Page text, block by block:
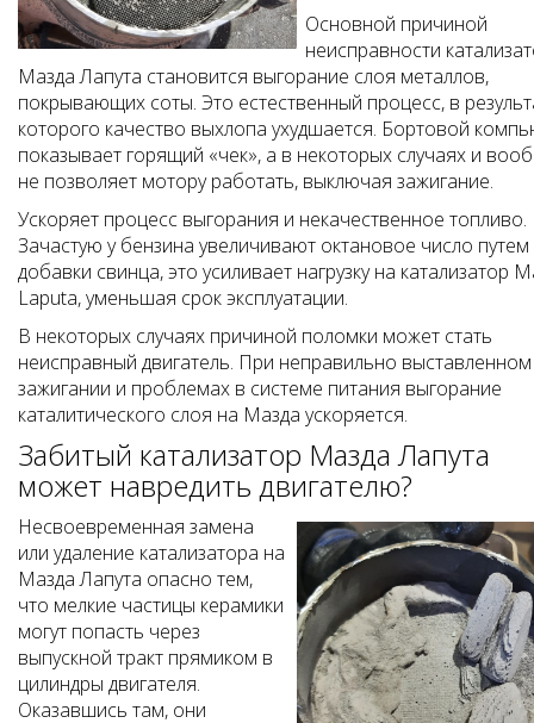
Основной причиной
неисправности
Мазда Лапута становится выгорание слоя металлов,
покрывающих соты. Это естественный процесс, в
которого качество выхлопа ухудшается. Бортовой
показывает горящий «чек», а в некоторых случаях и
не позволяет мотору работать, выключая зажигание.
Ускоряет процесс выгорания и некачественное топливо.
Зачастую у бензина увеличивают октановое число путем
добавки свинца, это усиливает нагрузку на катализатор
Laputa, уменьшая срок эксплуатации.
В некоторых случаях причиной поломки может стать
неисправный двигатель. При неправильно выставленном
зажигании и проблемах в системе питания выгорание
каталитического слоя на Мазда ускоряется.
Забитый катализатор Мазда Лапута
может навредить двигателю?
Несвоевременная замена
или удаление катализатора на
Мазда Лапута опасно тем,
что мелкие частицы керамики
могут попасть через
выпускной тракт прямиком в
цилиндры двигателя.
Оказавшись там, они